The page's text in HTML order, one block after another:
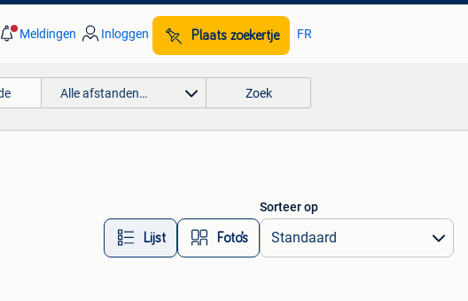
Meldingen Inloggen Plaats zoekertje FR
Alle afstanden… Zoek
Lijst Foto’s
Sorteer op